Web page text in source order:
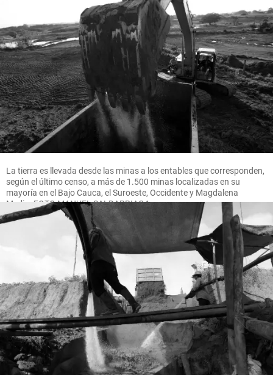
La tierra es llevada desde las minas a los entables que corresponden,
según el último censo, a más de 1.500 minas localizadas en su
mayoría en el Bajo Cauca, el Suroeste, Occidente y Magdalena
Medio. FOTO MANUEL SALDARRIAGA